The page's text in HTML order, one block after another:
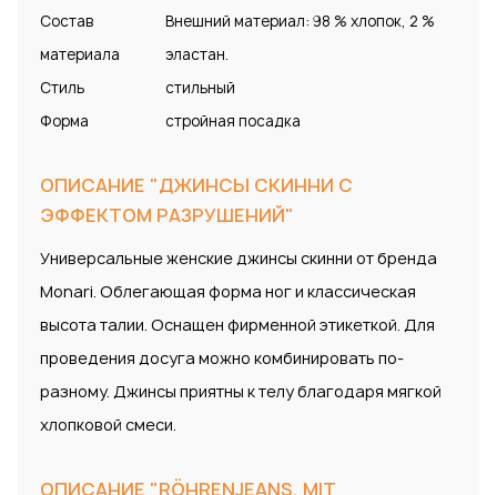
Состав
материала
Внешний материал: 98 % хлопок, 2 %
эластан.
Стиль
стильный
Форма
стройная посадка
ОПИСАНИЕ "ДЖИНСЫ СКИННИ С
ЭФФЕКТОМ РАЗРУШЕНИЙ"
Универсальные женские джинсы скинни от бренда
Monari. Облегающая форма ног и классическая
высота талии. Оснащен фирменной этикеткой. Для
проведения досуга можно комбинировать по-
разному. Джинсы приятны к телу благодаря мягкой
хлопковой смеси.
ОПИСАНИЕ "RÖHRENJEANS, MIT